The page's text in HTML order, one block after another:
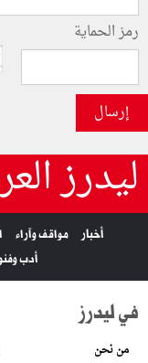
رمز الحماية
إرسال
ليدرز
أخبار مواقف وآراء
أدب
في ليدرز
من نحن